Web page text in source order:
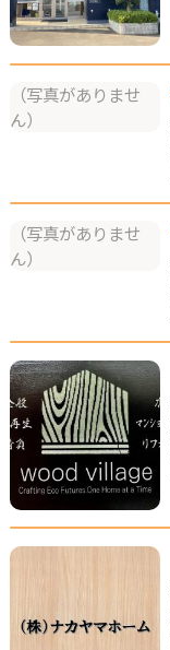
（写真がありませ
ん）
（写真がありませ
ん）